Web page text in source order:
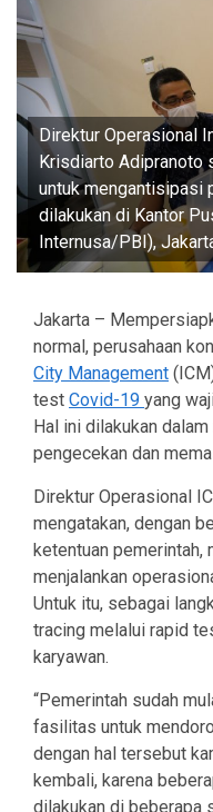
Direktur Operasional
Krisdiarto Adipranoto
untuk mengantisipasi
dilakukan di Kantor
Internusa/PBI),
Jakarta –
normal, perusahaan
City Management
test Covid-19 yang
Hal ini dilakukan
pengecekan dan
Direktur Operasional
mengatakan, dengan
ketentuan pemerintah,
menjalankan
Untuk itu, sebagai
tracing melalui rapid
karyawan.
“Pemerintah sudah
fasilitas untuk
dengan hal tersebut
kembali, karena
dilakukan di beberapa